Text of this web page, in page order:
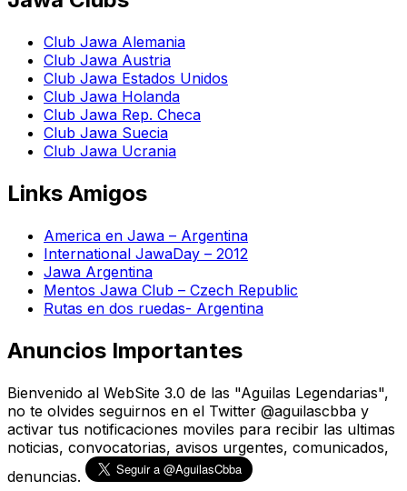
Club Jawa Alemania
Club Jawa Austria
Club Jawa Estados Unidos
Club Jawa Holanda
Club Jawa Rep. Checa
Club Jawa Suecia
Club Jawa Ucrania
Links Amigos
America en Jawa – Argentina
International JawaDay – 2012
Jawa Argentina
Mentos Jawa Club – Czech Republic
Rutas en dos ruedas- Argentina
Anuncios Importantes
Bienvenido al WebSite 3.0 de las "Aguilas Legendarias",
no te olvides seguirnos en el Twitter @aguilascbba y
activar tus notificaciones moviles para recibir las ultimas
noticias, convocatorias, avisos urgentes, comunicados,
denuncias.